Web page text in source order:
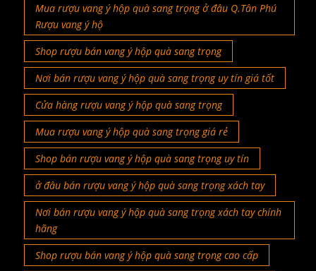
Mua rượu vang ý hộp quà sang trọng ở đâu Q.Tân Phú
Rượu vang ý hộ
Shop rượu bán vang ý hộp quà sang trọng
Nơi bán rượu vang ý hộp quà sang trọng uy tín giá tốt
Cửa hàng rượu vang ý hộp quà sang trọng
Mua rượu vang ý hộp quà sang trọng giá rẻ
Shop bán rượu vang ý hộp quà sang trọng uy tín
ở đâu bán rượu vang ý hộp quà sang trọng xách tay
Nơi bán rượu vang ý hộp quà sang trọng xách tay chính
hãng
Shop rượu bán vang ý hộp quà sang trọng cao cấp